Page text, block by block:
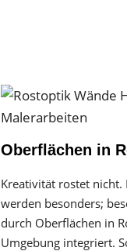
Oberflächen in
Kreativität rostet nicht.
werden besonders;
durch Oberflächen in
Umgebung integriert.